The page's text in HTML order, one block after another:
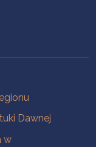
Dawnej
w